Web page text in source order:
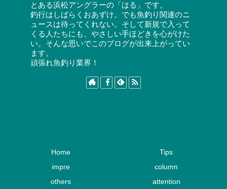
とある浜松アングラーの「はる」です。
釣行はしばらくおあずけ。でも魚釣り関連のニ
ュースは待ってくれない。そして新規で入って
くる人たちにも、やさしい手ほどきを心がけた
い。そんな思いでこのブログが出来上がってい
ます。
頑張れ魚釣り業界！
Home
Tips
impre
column
others
attention